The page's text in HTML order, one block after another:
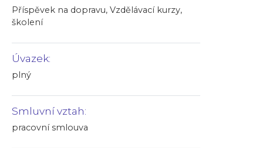
Příspěvek na dopravu, Vzdělávací kurzy,
školení
Úvazek:
plný
Smluvní vztah:
pracovní smlouva